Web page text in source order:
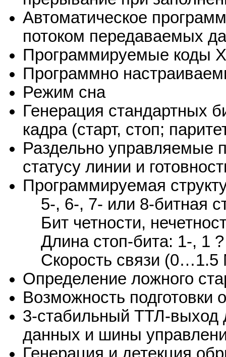
Автоматическое
потоком передаваемых
Программируемые коды
Программно
Режим сна
Генерация стандартных
кадра (старт, стоп;
Раздельно управляемые
статусу линии и
Программируемая
5-, 6-, 7- или 8-битная
Бит четности,
Длина стоп-бита: 1-, 1
Скорость связи (0…1.5
Определение ложного
Возможность подготовки
3-стабильный ТТЛ-
данных и шины
Генерация и детекция